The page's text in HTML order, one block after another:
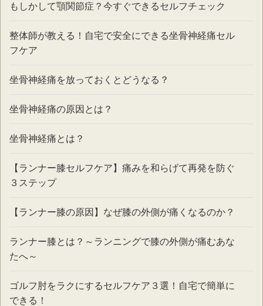
もしかして顎関節症？今すぐできるセルフチェック
整体師が教える！自宅で安全にできる坐骨神経痛セル
フケア
坐骨神経痛を放っておくとどうなる？
坐骨神経痛の原因とは？
坐骨神経痛とは？
【ランナー膝セルフケア】痛みを和らげて再発を防ぐ
３ステップ
【ランナー膝の原因】なぜ膝の外側が痛くなるのか？
ランナー膝とは？～ランニングで膝の外側が痛むあな
たへ～
ゴルフ肘をラクにするセルフケア３選！自宅で簡単に
できる！